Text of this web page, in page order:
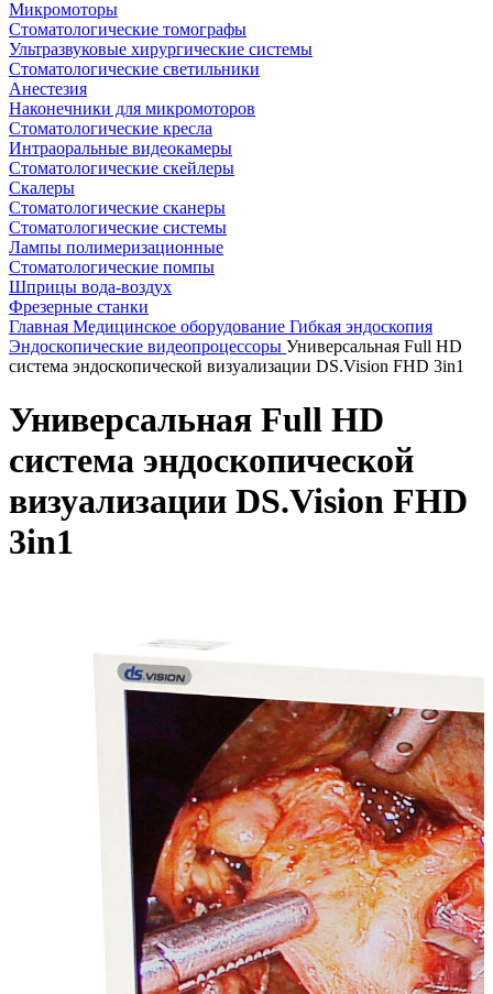
Микромоторы
Стоматологические томографы
Ультразвуковые хирургические системы
Стоматологические светильники
Анестезия
Наконечники для микромоторов
Стоматологические кресла
Интраоральные видеокамеры
Стоматологические скейлеры
Скалеры
Стоматологические сканеры
Стоматологические системы
Лампы полимеризационные
Стоматологические помпы
Шприцы вода-воздух
Фрезерные станки
Главная Медицинское оборудование Гибкая эндоскопия
Эндоскопические видеопроцессоры Универсальная Full HD
система эндоскопической визуализации DS.Vision FHD 3in1
Универсальная Full HD
система эндоскопической
визуализации DS.Vision FHD
3in1